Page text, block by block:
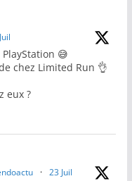
😅
chez Limited Run 👌
eux ?
· 23 Juil